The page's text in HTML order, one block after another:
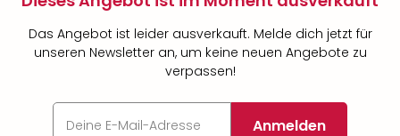
Das Angebot ist leider ausverkauft. Melde dich jetzt für
unseren Newsletter an, um keine neuen Angebote zu
verpassen!
Anmelden